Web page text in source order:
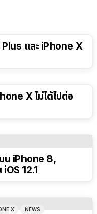
และ iPhone X
X ไม่ได้ไปต่อ
น iPhone 8,
12.1
X NEWS